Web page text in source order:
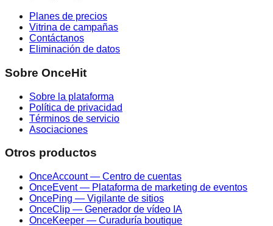
Planes de precios
Vitrina de campañas
Contáctanos
Eliminación de datos
Sobre OnceHit
Sobre la plataforma
Política de privacidad
Términos de servicio
Asociaciones
Otros productos
OnceAccount — Centro de cuentas
OnceEvent — Plataforma de marketing de eventos
OncePing — Vigilante de sitios
OnceClip — Generador de vídeo IA
OnceKeeper — Curaduría boutique